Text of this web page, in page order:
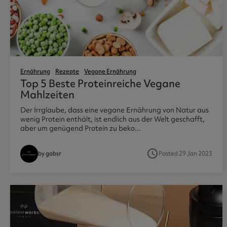
Diät Shakes
GLP-1 Freundlich
Protein Coffee Coolers
Endless Nootropic
Endless Coffee
Preworkout Booster
Aminosäuren Omega 3
Ernährung Rezepte Vegane Ernährung
Top 5 Beste Proteinreiche Vegane
Mahlzeiten
Der Irrglaube, dass eine vegane Ernährung von Natur aus
wenig Protein enthält, ist endlich aus der Welt geschafft,
aber um genügend Protein zu beko...
by gabsr access_timePosted 29 Jan 2023